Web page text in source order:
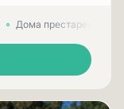
Дома престарелых